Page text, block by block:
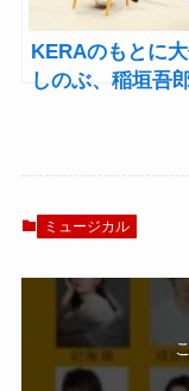
KERAのもとに
しのぶ、稲垣吾
～』開幕
ミュージカル